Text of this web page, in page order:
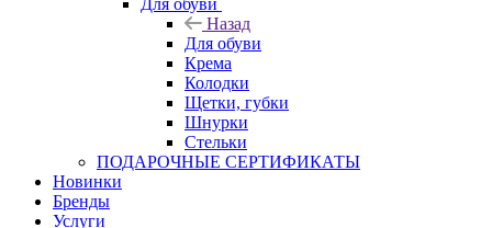
Для обуви
Назад
Для обуви
Крема
Колодки
Щетки, губки
Шнурки
Стельки
ПОДАРОЧНЫЕ СЕРТИФИКАТЫ
Новинки
Бренды
Услуги